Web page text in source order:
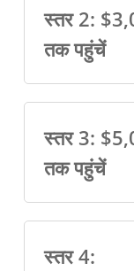
स्तर 2:
तक पहुंचें
स्तर 3:
तक पहुंचें
स्तर 4: